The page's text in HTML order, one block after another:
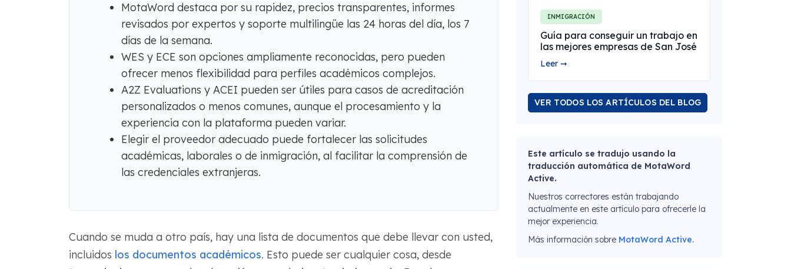
MotaWord destaca por su rapidez, precios transparentes, informes
revisados ​​por expertos y soporte multilingüe las 24 horas del día, los 7
días de la semana.
WES y ECE son opciones ampliamente reconocidas, pero pueden
ofrecer menos flexibilidad para perfiles académicos complejos.
A2Z Evaluations y ACEI pueden ser útiles para casos de acreditación
personalizados o menos comunes, aunque el procesamiento y la
experiencia con la plataforma pueden variar.
Elegir el proveedor adecuado puede fortalecer las solicitudes
académicas, laborales o de inmigración, al facilitar la comprensión de
las credenciales extranjeras.
Cuando se muda a otro país, hay una lista de documentos que debe llevar con usted,
incluidos los documentos académicos. Esto puede ser cualquier cosa, desde
INMIGRACIÓN
Guía para conseguir un trabajo en
las mejores empresas de San José
Leer ➞
VER TODOS LOS ARTÍCULOS DEL BLOG
Este artículo se tradujo usando la
traducción automática de MotaWord
Active.
Nuestros correctores están trabajando
actualmente en este artículo para ofrecerle la
mejor experiencia.
Más información sobre MotaWord Active.